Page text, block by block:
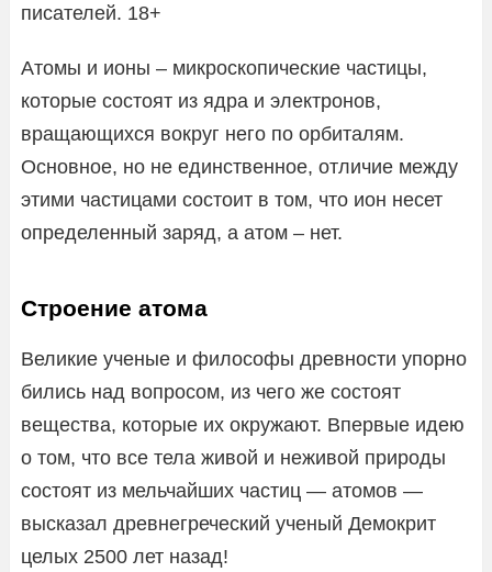
писателей. 18+
Атомы и ионы – микроскопические частицы,
которые состоят из ядра и электронов,
вращающихся вокруг него по орбиталям.
Основное, но не единственное, отличие между
этими частицами состоит в том, что ион несет
определенный заряд, а атом – нет.
Строение атома
Великие ученые и философы древности упорно
бились над вопросом, из чего же состоят
вещества, которые их окружают. Впервые идею
о том, что все тела живой и неживой природы
состоят из мельчайших частиц — атомов —
высказал древнегреческий ученый Демокрит
целых 2500 лет назад!